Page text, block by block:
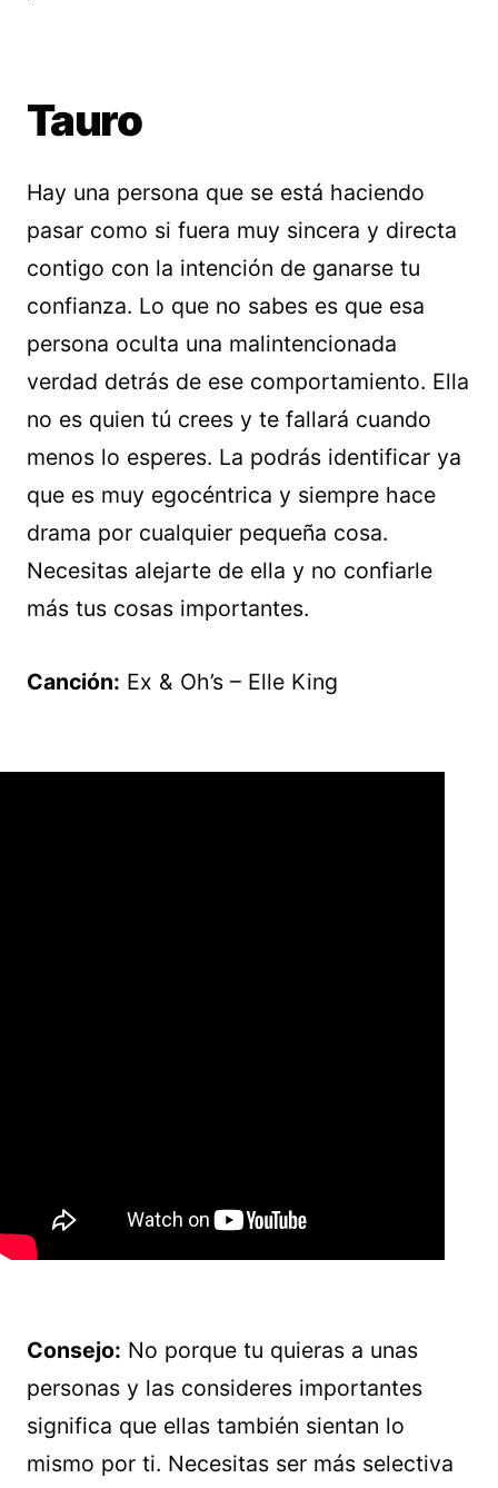
Tauro
Hay una persona que se está haciendo
pasar como si fuera muy sincera y directa
contigo con la intención de ganarse tu
confianza. Lo que no sabes es que esa
persona oculta una malintencionada
verdad detrás de ese comportamiento. Ella
no es quien tú crees y te fallará cuando
menos lo esperes. La podrás identificar ya
que es muy egocéntrica y siempre hace
drama por cualquier pequeña cosa.
Necesitas alejarte de ella y no confiarle
más tus cosas importantes.
Canción: Ex & Oh’s – Elle King
Consejo: No porque tu quieras a unas
personas y las consideres importantes
significa que ellas también sientan lo
mismo por ti. Necesitas ser más selectiva